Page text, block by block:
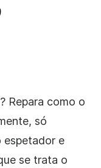
Repara como o
só
espetador e
se trata o